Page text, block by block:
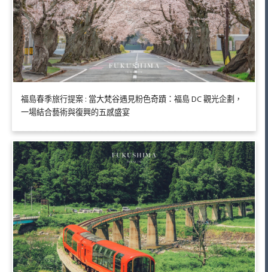
福島春季旅行提案 : 當大梵谷遇見粉色奇蹟：福島 DC 觀光企劃，
一場結合藝術與復興的五感盛宴